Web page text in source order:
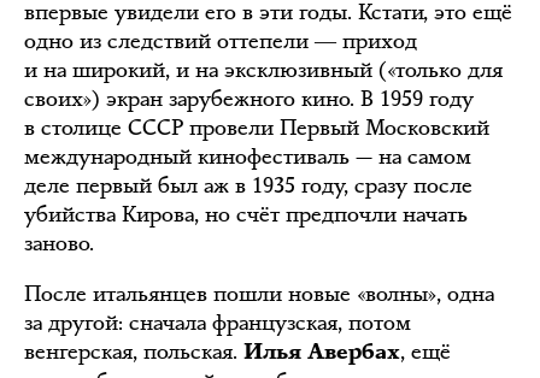
впервые увидели его в эти годы. Кстати, это ещё
одно из следствий оттепели ― приход
и на широкий, и на эксклюзивный («только для
своих») экран зарубежного кино. В 1959 году
в столице СССР провели Первый Московский
международный кинофестиваль — на самом
деле первый был аж в 1935 году, сразу после
убийства Кирова, но счёт предпочли начать
заново.
После итальянцев пошли новые «волны», одна
за другой: сначала французская, потом
венгерская, польская. Илья Авербах, ещё